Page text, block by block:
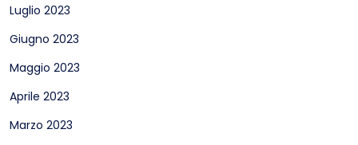
Luglio 2023
Giugno 2023
Maggio 2023
Aprile 2023
Marzo 2023